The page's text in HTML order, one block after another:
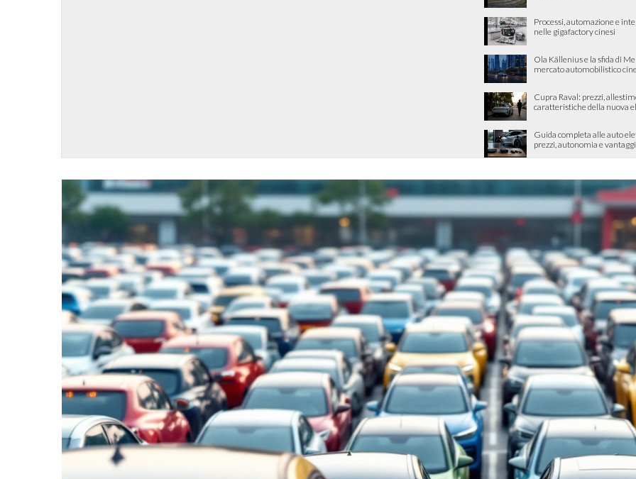
Processi, automazione e
nelle gigafactory cinesi
Ola Källenius e la sfida di
mercato automobilistico
Cupra Raval: prezzi,
caratteristiche della nuova
Guida completa alle auto
prezzi, autonomia e vantaggi